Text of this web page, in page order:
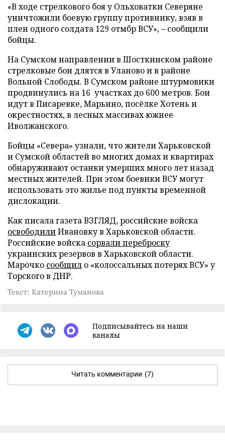
«В ходе стрелкового боя у Ольховатки Северяне
уничтожили боевую группу противнику, взяв в
плен одного солдата 129 отмбр ВСУ», – сообщили
бойцы.
На Сумском направлении в Шосткинском районе
стрелковые бои длятся в Уланово и в районе
Вольной Слободы. В Сумском районе штурмовики
продвинулись на 16 участках до 600 метров. Бои
идут в Писаревке, Марьино, посёлке Хотень и
окрестностях, в лесных массивах южнее
Иволжанского.
Бойцы «Севера» узнали, что жители Харьковской
и Сумской областей во многих домах и квартирах
обнаруживают останки умерших много лет назад
местных жителей. При этом боевики ВСУ могут
использовать это жилье под пункты временной
дислокации.
Как писала газета ВЗГЛЯД, российские войска
освободилиИвановку в Харьковской области.
Российские войска сорвали переброску
украинских резервов в Харьковской области.
Марочко сообщил о «колоссальных потерях ВСУ» у
Торского в ДНР.
Текст: Катерина Туманова
Подписывайтесь на наши
каналы
Читать комментарии (7)